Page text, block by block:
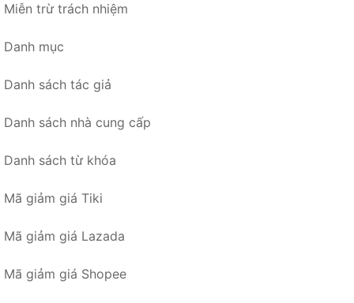
Miễn trừ trách nhiệm
Danh mục
Danh sách tác giả
Danh sách nhà cung cấp
Danh sách từ khóa
Mã giảm giá Tiki
Mã giảm giá Lazada
Mã giảm giá Shopee